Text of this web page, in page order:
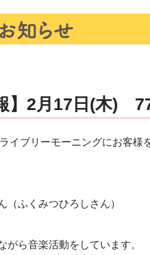
】2月17日(木)
イブリーモーニングにお客様
ふくみつひろしさん）
がら音楽活動をしています。